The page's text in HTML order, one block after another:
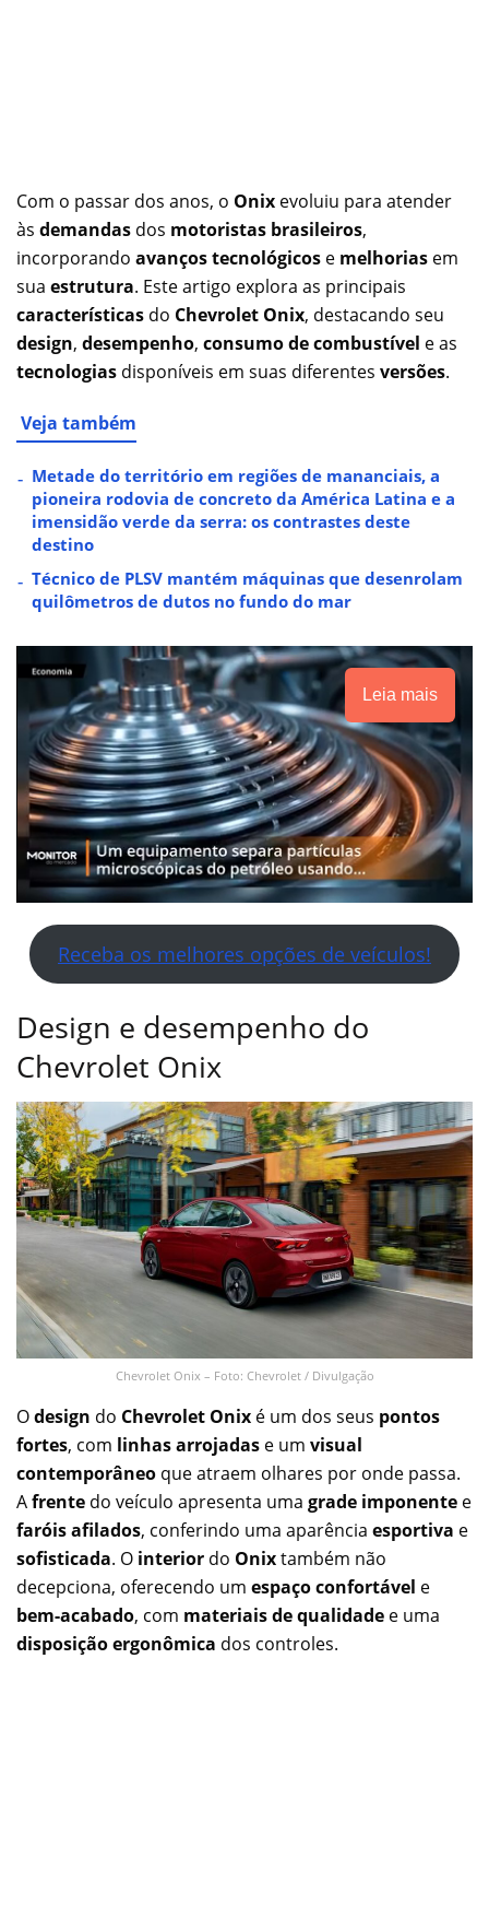
Com o passar dos anos, o Onix evoluiu para atender
às demandas dos motoristas brasileiros,
incorporando avanços tecnológicos e melhorias em
sua estrutura. Este artigo explora as principais
características do Chevrolet Onix, destacando seu
design, desempenho, consumo de combustível e as
tecnologias disponíveis em suas diferentes versões.
Veja também
Metade do território em regiões de mananciais, a
pioneira rodovia de concreto da América Latina e a
imensidão verde da serra: os contrastes deste
destino
Técnico de PLSV mantém máquinas que desenrolam
quilômetros de dutos no fundo do mar
Leia mais
Receba os melhores opções de veículos!
Design e desempenho do
Chevrolet Onix
Chevrolet Onix – Foto: Chevrolet / Divulgação
Odesign do Chevrolet Onix é um dos seus pontos
fortes, com linhas arrojadas e um visual
contemporâneo que atraem olhares por onde passa.
Afrente do veículo apresenta uma grade imponente e
faróis afilados, conferindo uma aparência esportiva e
sofisticada. O interior do Onixtambém não
decepciona, oferecendo um espaço confortável e
bem-acabado, com materiais de qualidade e uma
disposição ergonômica dos controles.